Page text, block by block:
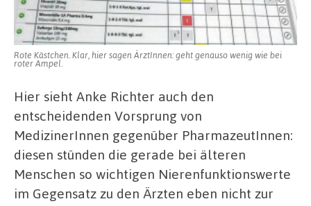
Rote Kästchen. Klar, hier sagen ÄrztInnen: geht genauso wenig wie bei
roter Ampel.
Hier sieht Anke Richter auch den
entscheidenden Vorsprung von
MedizinerInnen gegenüber PharmazeutInnen:
diesen stünden die gerade bei älteren
Menschen so wichtigen Nierenfunktionswerte
im Gegensatz zu den Ärzten eben nicht zur